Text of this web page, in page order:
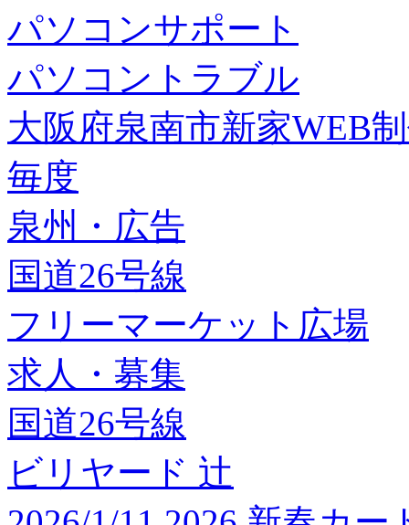
パソコンサポート
パソコントラブル
大阪府泉南市新家WEB
毎度
泉州・広告
国道26号線
フリーマーケット広場
求人・募集
国道26号線
ビリヤード 辻